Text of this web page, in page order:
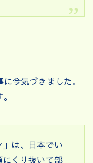
今気づきました。
」は、日本でい
くり抜いて部